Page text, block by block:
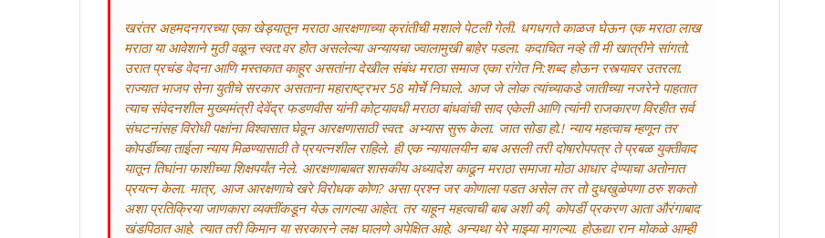
खरंतर अहमदनगरच्या एका खेड्यातून मराठा आरक्षणाच्या क्रांतीची मशाले पेटली गेली. धगधगते काळज घेऊन एक मराठा लाख
मराठा या आवेशाने मुठी वळून स्वत:वर होत असलेल्या अन्यायचा ज्वालामुखी बाहेर पडला. कदाचित नव्हे ती मी खात्रीने सांगतो.
उरात प्रचंड वेदना आणि मस्तकात काहूर असतांना देखील संबंध मराठा समाज एका रांगेत नि:शब्द होऊन रस्त्यावर उतरला.
राज्यात भाजप सेना युतीचे सरकार असताना महाराष्ट्रभर 58 मोर्चे निघाले. आज जे लोक त्यांच्याकडे जातीच्या नजरेने पाहतात
त्याच संवेदनशील मुख्यमंत्री देवेंद्र फडणवीस यांनी कोट्यावधी मराठा बांधवांची साद एकेली आणि त्यांनी राजकारण विरहीत सर्व
संघटनांसह विरोधी पक्षांना विश्वासात घेवून आरक्षणासाठी स्वत: अभ्यास सुरू केला. जात सोडा हो.! न्याय महत्वाच म्हणून तर
कोपर्डीच्या ताईला न्याय मिळण्यासाठी ते प्रयत्नशील राहिले. ही एक न्यायालयीन बाब असली तरी दोषारोपपत्र ते प्रबळ युक्तीवाद
यातून तिघांना फाशीच्या शिक्षपर्यंत नेले. आरक्षणाबाबत शासकीय अध्यादेश काढून मराठा समाजा मोठा आधार देण्याचा अतोनात
प्रयत्न केला. मात्र, आज आरक्षणाचे खरे विरोधक कोण? असा प्रश्न जर कोणाला पडत असेल तर तो दुधखुळेपणा ठरु शकतो
अशा प्रतिक्रिया जाणकारा व्यक्तींकडून येऊ लागल्या आहेत. तर याहून महत्वाची बाब अशी की, कोपर्डी प्रकरण आता औरंगाबाद
खंडपिठात आहे. त्यात तरी किमान या सरकारने लक्ष घालणे अपेक्षित आहे. अन्यथा येरे माझ्या मागल्या. होऊद्या रान मोकळे आम्ही